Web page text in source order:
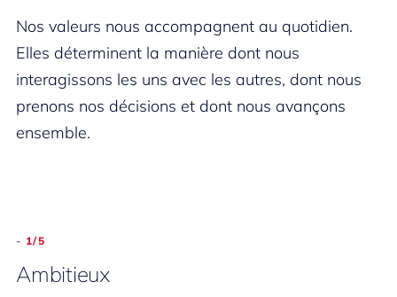
Nos valeurs nous accompagnent au quotidien.
Elles déterminent la manière dont nous
interagissons les uns avec les autres, dont nous
prenons nos décisions et dont nous avançons
ensemble.
- 5/5
Avec respect
- 1/5
Ambitieux
- 2/5
Courageux
- 3/5
Fiable
- 4/5
Transparent
- 5/5
Avec respect
- 1/5
Ambitieux